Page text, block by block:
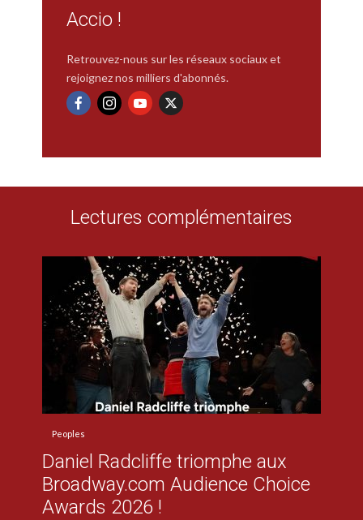
Accio !
Retrouvez-nous sur les réseaux sociaux et
rejoignez nos milliers d'abonnés.
Lectures complémentaires
Peoples
Daniel Radcliffe triomphe aux
Broadway.com Audience Choice
Awards 2026 !